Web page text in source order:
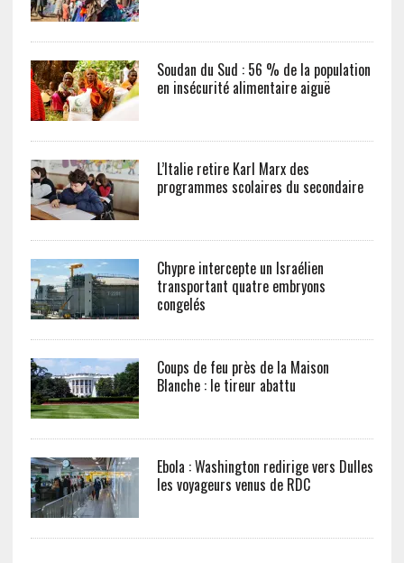
Soudan du Sud : 56 % de la population
en insécurité alimentaire aiguë
L’Italie retire Karl Marx des
programmes scolaires du secondaire
Chypre intercepte un Israélien
transportant quatre embryons
congelés
Coups de feu près de la Maison
Blanche : le tireur abattu
Ebola : Washington redirige vers Dulles
les voyageurs venus de RDC